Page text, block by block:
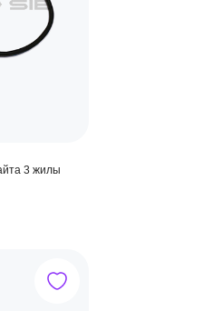
3 жилы